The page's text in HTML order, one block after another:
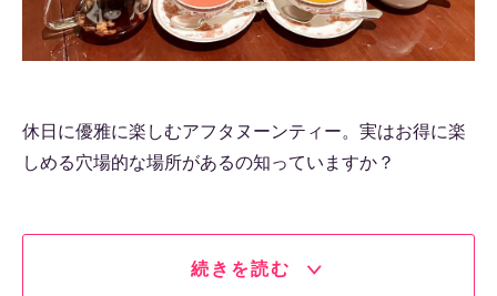
休日に優雅に楽しむアフタヌーンティー。実はお得に楽
しめる穴場的な場所があるの知っていますか？
続きを読む